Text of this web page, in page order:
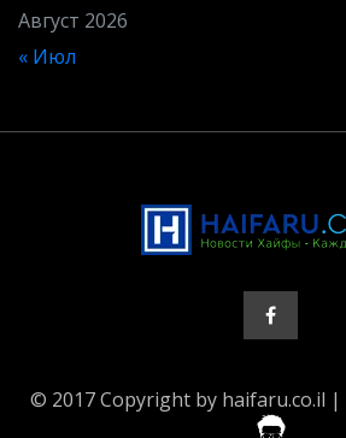
Август 2026
« Июл
© 2017 Copyright by haifaru.co.il |